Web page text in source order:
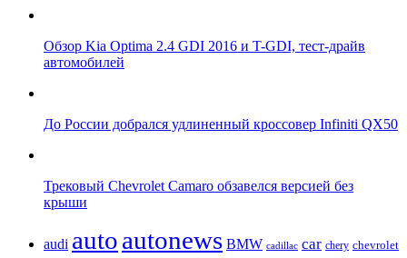
Обзор Kia Optima 2.4 GDI 2016 и T-GDI, тест-драйв
автомобилей
До России добрался удлиненный кроссовер Infiniti QX50
Трековый Chevrolet Camaro обзавелся версией без
крыши
audi autoautonews BMW cadillac car chery chevrolet